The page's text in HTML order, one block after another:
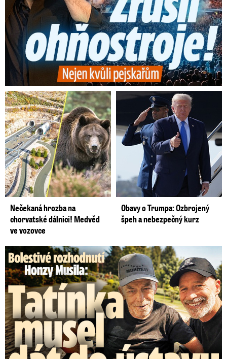
Varuje však před tím, že nikdo neví, co se stane
dál a zda třeba Turecko nevypoví dohodu s EU,
což by znamenalo nové uprchlíky přicházející
přes Balkán. Rozumek však vidí i další důsledek
současného stavu.„Cena za nelegální přechod
se zvyšuje, stejně jako vykořišťování lidí a
využívání jejich nešťastné situace,“postěžoval
si Rozumek.
Nečekaná hrozba na
chorvatské dálnici! Medvěd
ve vozovce
Obavy o Trumpa: Ozbrojený
špeh a nebezpečný kurz
Bolestivé rozhodnutí Honzy Musila: Tátu musel dát do ústavu